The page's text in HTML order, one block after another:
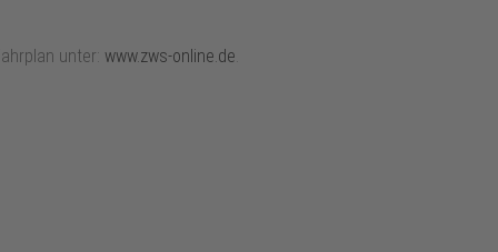
unter: www.zws-online.de.